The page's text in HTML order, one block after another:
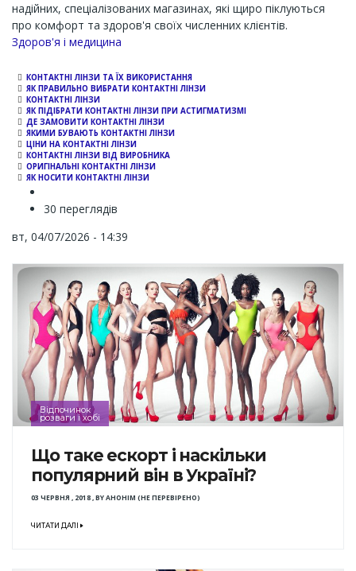
надійних, спеціалізованих магазинах, які щиро піклуються
про комфорт та здоров'я своїх численних клієнтів.
Channel
Здоров'я і медицина
КОНТАКТНІ ЛІНЗИ ТА ЇХ ВИКОРИСТАННЯ
ЯК ПРАВИЛЬНО ВИБРАТИ КОНТАКТНІ ЛІНЗИ
КОНТАКТНІ ЛІНЗИ
ЯК ПІДІБРАТИ КОНТАКТНІ ЛІНЗИ ПРИ АСТИГМАТИЗМІ
ДЕ ЗАМОВИТИ КОНТАКТНІ ЛІНЗИ
ЯКИМИ БУВАЮТЬ КОНТАКТНІ ЛІНЗИ
ЦІНИ НА КОНТАКТНІ ЛІНЗИ
КОНТАКТНІ ЛІНЗИ ВІД ВИРОБНИКА
ОРИГІНАЛЬНІ КОНТАКТНІ ЛІНЗИ
ЯК НОСИТИ КОНТАКТНІ ЛІНЗИ
30 переглядів
вт, 04/07/2026 - 14:39
Відпочинок
розваги і хобі
Що таке ескорт і наскільки
популярний він в Україні?
03 ЧЕРВНЯ , 2018,BYАНОНІМ (НЕ ПЕРЕВІРЕНО)
ЧИТАТИ ДАЛІ